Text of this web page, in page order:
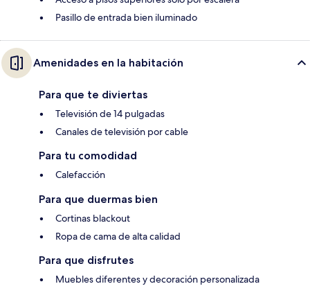
Pasillo de entrada bien iluminado
Amenidades en la habitación
Para que te diviertas
Televisión de 14 pulgadas
Canales de televisión por cable
Para tu comodidad
Calefacción
Para que duermas bien
Cortinas blackout
Ropa de cama de alta calidad
Para que disfrutes
Muebles diferentes y decoración personalizada